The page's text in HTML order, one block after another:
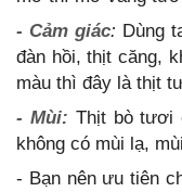
- Cảm giác: Dùng
đàn hồi, thịt căng,
màu thì đây là thịt
- Mùi: Thịt bò tươi
không có mùi lạ,
- Bạn nên ưu tiên